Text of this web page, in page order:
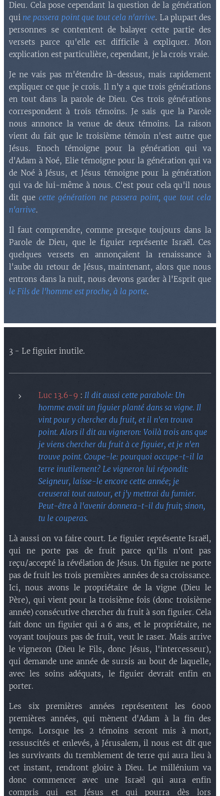
Dieu. Cela pose cependant la question de la génération
qui ne passera point que tout cela n'arrive. La plupart des
personnes se contentent de balayer cette partie des
versets parce qu'elle est difficile à expliquer. Mon
explication est particulière, cependant, je la crois vraie.
Je ne vais pas m'étendre là-dessus, mais rapidement
expliquer ce que je crois. Il n'y a que trois générations
en tout dans la parole de Dieu. Ces trois générations
correspondent à trois témoins. Je sais que la Parole
nous annonce la venue de deux témoins. La raison
vient du fait que le troisième témoin n'est autre que
Jésus. Enoch témoigne pour la génération qui va
d'Adam à Noé, Elie témoigne pour la génération qui va
de Noé à Jésus, et Jésus témoigne pour la génération
qui va de lui-même à nous. C'est pour cela qu'il nous
dit que cette génération ne passera point, que tout cela
n'arrive.
Il faut comprendre, comme presque toujours dans la
Parole de Dieu, que le figuier représente Israël. Ces
quelques versets en annonçaient la renaissance à
l'aube du retour de Jésus, maintenant, alors que nous
entrons dans la nuit, nous devons garder à l'Esprit que
le Fils de l'homme est proche, à la porte.
3 - Le figuier inutile.
Luc 13.6-9 : Il dit aussi cette parabole: Un
homme avait un figuier planté dans sa vigne. Il
vint pour y chercher du fruit, et il n'en trouva
point. Alors il dit au vigneron: Voilà trois ans que
je viens chercher du fruit à ce figuier, et je n'en
trouve point. Coupe-le: pourquoi occupe-t-il la
terre inutilement? Le vigneron lui répondit:
Seigneur, laisse-le encore cette année; je
creuserai tout autour, et j'y mettrai du fumier.
Peut-être à l'avenir donnera-t-il du fruit; sinon,
tu le couperas.
Là aussi on va faire court. Le figuier représente Israël,
qui ne porte pas de fruit parce qu'ils n'ont pas
reçu/accepté la révélation de Jésus. Un figuier ne porte
pas de fruit les trois premières années de sa croissance.
Ici, nous avons le propriétaire de la vigne (Dieu le
Père), qui vient pour la troisième fois (donc troisième
année) consécutive chercher du fruit à son figuier. Cela
fait donc un figuier qui a 6 ans, et le propriétaire, ne
voyant toujours pas de fruit, veut le raser. Mais arrive
le vigneron (Dieu le Fils, donc Jésus, l'intercesseur),
qui demande une année de sursis au bout de laquelle,
avec les soins adéquats, le figuier devrait enfin en
porter.
Les six premières années représentent les 6000
premières années, qui mènent d'Adam à la fin des
temps. Lorsque les 2 témoins seront mis à mort,
ressuscités et enlevés, à Jérusalem, il nous est dit que
les survivants du tremblement de terre qui aura lieu à
cet instant, rendront gloire à Dieu. Le millénium va
donc commencer avec une Israël qui aura enfin
compris qui est Jésus et qui pourra dès lors